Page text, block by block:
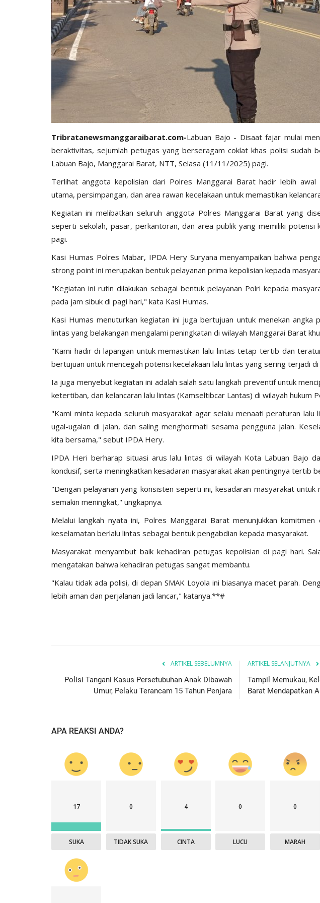
Tribratanewsmanggaraibarat.com-Labuan Bajo - Disaat fajar mulai
beraktivitas, sejumlah petugas yang berseragam coklat khas polisi sudah
Labuan Bajo, Manggarai Barat, NTT, Selasa (11/11/2025) pagi.
Terlihat anggota kepolisian dari Polres Manggarai Barat hadir lebih awal
utama, persimpangan, dan area rawan kecelakaan untuk memastikan
Kegiatan ini melibatkan seluruh anggota Polres Manggarai Barat yang
seperti sekolah, pasar, perkantoran, dan area publik yang memiliki potensi
pagi.
Kasi Humas Polres Mabar, IPDA Hery Suryana menyampaikan bahwa
strong point ini merupakan bentuk pelayanan prima kepolisian kepada
"Kegiatan ini rutin dilakukan sebagai bentuk pelayanan Polri kepada
pada jam sibuk di pagi hari," kata Kasi Humas.
Kasi Humas menuturkan kegiatan ini juga bertujuan untuk menekan angka
lintas yang belakangan mengalami peningkatan di wilayah Manggarai Barat
"Kami hadir di lapangan untuk memastikan lalu lintas tetap tertib dan
bertujuan untuk mencegah potensi kecelakaan lalu lintas yang sering terjadi
Ia juga menyebut kegiatan ini adalah salah satu langkah preventif untuk
ketertiban, dan kelancaran lalu lintas (Kamseltibcar Lantas) di wilayah hukum
"Kami minta kepada seluruh masyarakat agar selalu menaati peraturan lalu
ugal-ugalan di jalan, dan saling menghormati sesama pengguna jalan.
kita bersama," sebut IPDA Hery.
IPDA Heri berharap situasi arus lalu lintas di wilayah Kota Labuan Bajo
kondusif, serta meningkatkan kesadaran masyarakat akan pentingnya tertib
"Dengan pelayanan yang konsisten seperti ini, kesadaran masyarakat untuk
semakin meningkat," ungkapnya.
Melalui langkah nyata ini, Polres Manggarai Barat menunjukkan
keselamatan berlalu lintas sebagai bentuk pengabdian kepada masyarakat.
Masyarakat menyambut baik kehadiran petugas kepolisian di pagi hari.
mengatakan bahwa kehadiran petugas sangat membantu.
"Kalau tidak ada polisi, di depan SMAK Loyola ini biasanya macet parah.
lebih aman dan perjalanan jadi lancar," katanya.**#
ARTIKEL SEBELUMNYA
Polisi Tangani Kasus Persetubuhan Anak Dibawah
Umur, Pelaku Terancam 15 Tahun Penjara
ARTIKEL SELANJUTNYA
Tampil Memukau,
Barat Mendapatkan
APA REAKSI ANDA?
17
SUKA
0
TIDAK SUKA
4
CINTA
0
LUCU
0
MARAH
Akpol
BERANDA
Surat Telegram Rotasi Pati Polri,
Komjen Agus Andrianto...
Humas Polres Manggarai Barat
Giat Quick
sambagi